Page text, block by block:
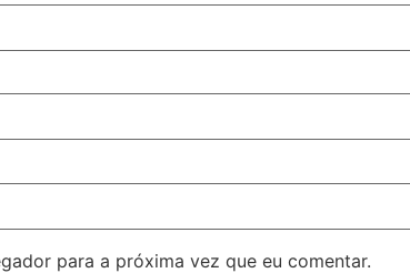
para a próxima vez que eu comentar.